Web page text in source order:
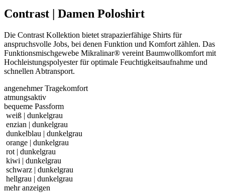
Contrast | Damen Poloshirt
Die Contrast Kollektion bietet strapazierfähige Shirts für
anspruchsvolle Jobs, bei denen Funktion und Komfort zählen. Das
Funktionsmischgewebe Mikralinar® vereint Baumwollkomfort mit
Hochleistungspolyester für optimale Feuchtigkeitsaufnahme und
schnellen Abtransport.
angenehmer Tragekomfort
atmungsaktiv
bequeme Passform
weiß | dunkelgrau
enzian | dunkelgrau
dunkelblau | dunkelgrau
orange | dunkelgrau
rot | dunkelgrau
kiwi | dunkelgrau
schwarz | dunkelgrau
hellgrau | dunkelgrau
mehr anzeigen